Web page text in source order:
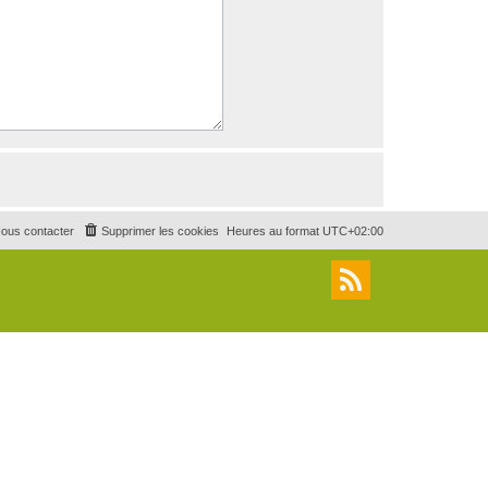
Heures au format UTC+02:00
Supprimer les cookies
contacter